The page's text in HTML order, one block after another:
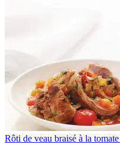
Rôti de veau braisé à la